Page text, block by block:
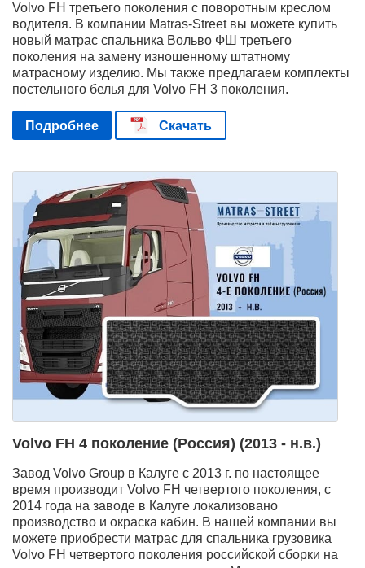
Volvo FH третьего поколения с поворотным креслом
водителя. В компании Matras-Street вы можете купить
новый матрас спальника Вольво ФШ третьего
поколения на замену изношенному штатному
матрасному изделию. Мы также предлагаем комплекты
постельного белья для Volvo FH 3 поколения.
Подробнее Скачать
Volvo FH 4 поколение (Россия) (2013 - н.в.)
Завод Volvo Group в Калуге с 2013 г. по настоящее
время производит Volvo FH четвертого поколения, с
2014 года на заводе в Калуге локализовано
производство и окраска кабин. В нашей компании вы
можете приобрести матрас для спальника грузовика
Volvo FH четвертого поколения российской сборки на